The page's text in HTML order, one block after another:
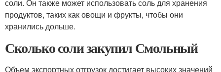
соли. Он также может использовать соль для хранения
продуктов, таких как овощи и фрукты, чтобы они
хранились дольше.
Сколько соли закупил Смольный
Объем экспортных отгрузок достигает высоких значений